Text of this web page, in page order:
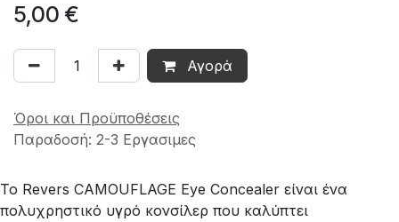
5,00 €
Αγορά
Όροι και Προϋποθέσεις
Παραδοσή: 2-3 Εργασιμες
Το Revers CAMOUFLAGE Eye Concealer είναι ένα
πολυχρηστικό υγρό κονσίλερ που καλύπτει